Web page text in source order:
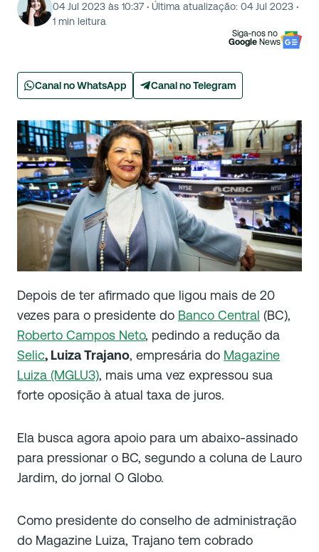
04 Jul 2023 às 10:37 · Última atualização: 04 Jul 2023 ·
1 min leitura
Siga-nos no
Google News
Canal no WhatsApp Canal no Telegram
Depois de ter afirmado que ligou mais de 20
vezes para o presidente do Banco Central (BC),
Roberto Campos Neto, pedindo a redução da
Selic, Luiza Trajano, empresária do Magazine
Luiza (MGLU3), mais uma vez expressou sua
forte oposição à atual taxa de juros.
Ela busca agora apoio para um abaixo-assinado
para pressionar o BC, segundo a coluna de Lauro
Jardim, do jornal O Globo.
Como presidente do conselho de administração
do Magazine Luiza, Trajano tem cobrado